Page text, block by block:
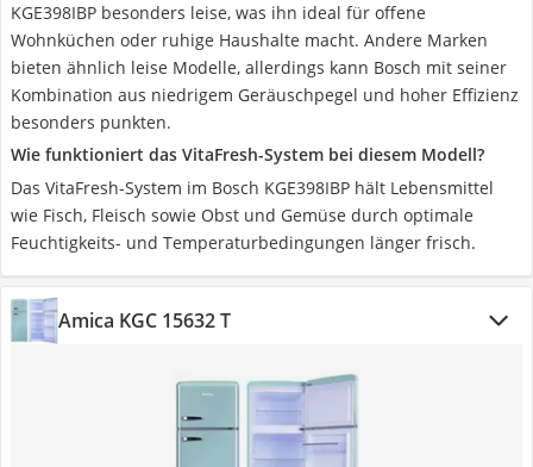
KGE398IBP besonders leise, was ihn ideal für offene
Wohnküchen oder ruhige Haushalte macht. Andere Marken
bieten ähnlich leise Modelle, allerdings kann Bosch mit seiner
Kombination aus niedrigem Geräuschpegel und hoher Effizienz
besonders punkten.
Wie funktioniert das VitaFresh-System bei diesem Modell?
Das VitaFresh-System im Bosch KGE398IBP hält Lebensmittel
wie Fisch, Fleisch sowie Obst und Gemüse durch optimale
Feuchtigkeits- und Temperaturbedingungen länger frisch.
Amica KGC 15632 T